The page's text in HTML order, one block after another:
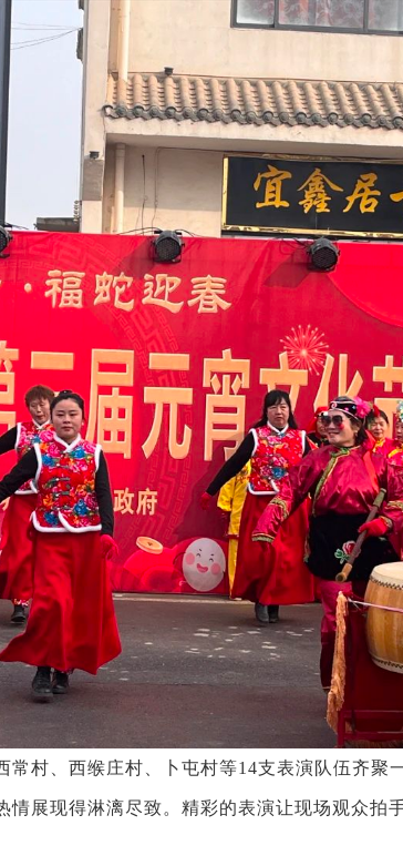
、西缑庄村、卜屯村等14支表演队伍齐聚
展现得淋漓尽致。精彩的表演让现场观众拍